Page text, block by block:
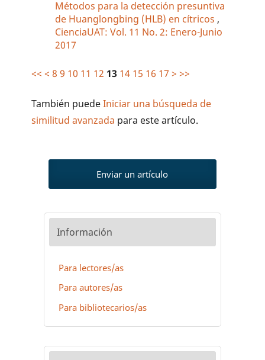
Métodos para la detección presuntiva
de Huanglongbing (HLB) en cítricos,
CienciaUAT: Vol. 11 No. 2: Enero-Junio
2017
<< < 8 9 10 11 12 13 14 15 16 17 > >>
También puedeIniciar una búsqueda de
similitud avanzada para este artículo.
Enviar un artículo
Información
Para lectores/as
Para autores/as
Para bibliotecarios/as